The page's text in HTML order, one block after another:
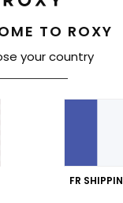
TO ROXY
your country
FR